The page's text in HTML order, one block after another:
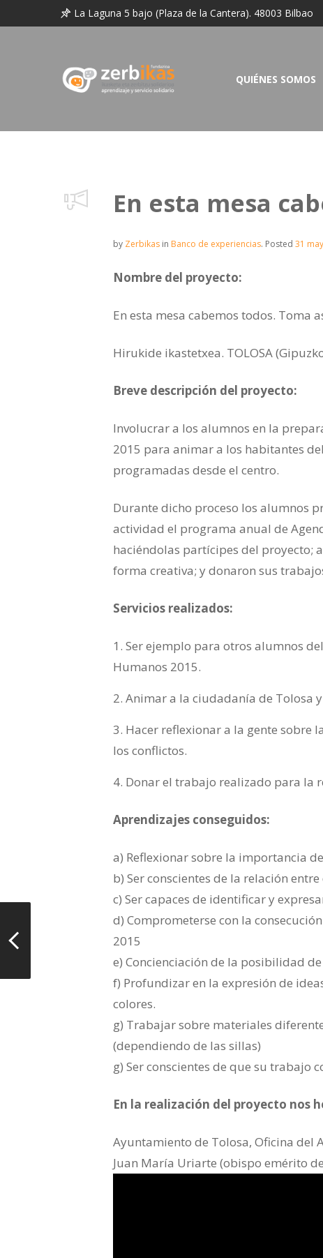
La Laguna 5 bajo (Plaza de la Cantera). 48003 Bilbao
QUIÉNES SOMOS
En esta mesa
by Zerbikas in Banco de experiencias. Posted 31
Nombre del proyecto:
En esta mesa cabemos todos. Toma
Hirukide ikastetxea. TOLOSA
Breve descripción del proyecto:
Involucrar a los alumnos en la
2015 para animar a los habitantes
programadas desde el centro.
Durante dicho proceso los alumnos
actividad el programa anual de
haciéndolas partícipes del proyecto;
forma creativa; y donaron sus
Servicios realizados:
Ser ejemplo para otros alumnos
Humanos 2015.
Animar a la ciudadanía de Tolosa
Hacer reflexionar a la gente sobre
los conflictos.
Donar el trabajo realizado para la
Aprendizajes conseguidos:
a) Reflexionar sobre la importancia
b) Ser conscientes de la relación
c) Ser capaces de identificar y
d) Comprometerse con la
2015
e) Concienciación de la posibilidad
f) Profundizar en la expresión de
colores.
g) Trabajar sobre materiales
(dependiendo de las sillas)
g) Ser conscientes de que su trabajo
En la realización del proyecto nos
Ayuntamiento de Tolosa, Oficina del
Juan María Uriarte (obispo emérito